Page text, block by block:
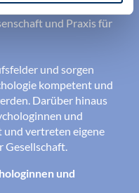
Bereitstellung
und Praxis für
und sorgen
kompetent und
Darüber hinaus
und
vertreten eigene
Gesellschaft.
und